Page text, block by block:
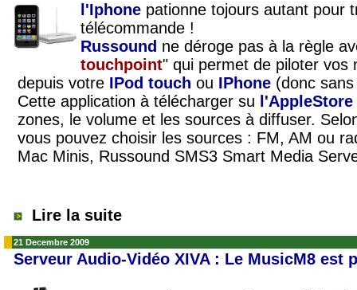
l'Iphone pationne tojours autant pour
télécommande !
Russound ne déroge pas à la règle
touchpoint" qui permet de piloter
depuis votre IPod touch ou IPhone (donc
Cette application à télécharger su
l'AppleStore
zones, le volume et les sources à diffuser.
vous pouvez choisir les sources : FM, AM ou
Mac Minis, Russound SMS3 Smart Media
Lire la suite
21 Decembre 2009
Serveur Audio-Vidéo XIVA : Le MusicM8 est